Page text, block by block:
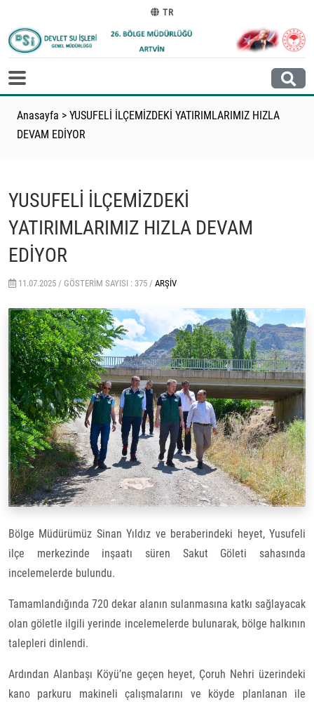
TR
Anasayfa > YUSUFELİ İLÇEMİZDEKİ YATIRIMLARIMIZ HIZLA
DEVAM EDİYOR
YUSUFELİ İLÇEMİZDEKİ
YATIRIMLARIMIZ HIZLA DEVAM
EDİYOR
11.07.2025 / GÖSTERIM SAYISI : 375 / ARŞIV
Bölge Müdürümüz Sinan Yıldız ve beraberindeki heyet, Yusufeli
ilçe merkezinde inşaatı süren Sakut Göleti sahasında
incelemelerde bulundu.
Tamamlandığında 720 dekar alanın sulanmasına katkı sağlayacak
olan göletle ilgili yerinde incelemelerde bulunarak, bölge halkının
talepleri dinlendi.
Ardından Alanbaşı Köyü’ne geçen heyet, Çoruh Nehri üzerindeki
kano parkuru makineli çalışmalarını ve köyde planlanan ile